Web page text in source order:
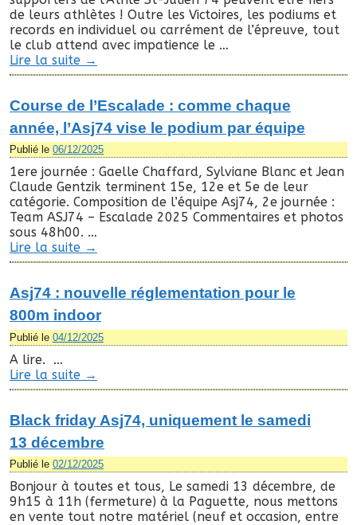
de leurs athlètes ! Outre les Victoires, les podiums et
records en individuel ou carrément de l’épreuve, tout
le club attend avec impatience le …
Lire la suite →
Course de l’Escalade : comme chaque
année, l’Asj74 vise le podium par équipe
Publié le 06/12/2025
1ere journée : Gaelle Chaffard, Sylviane Blanc et Jean
Claude Gentzik terminent 15e, 12e et 5e de leur
catégorie. Composition de l’équipe Asj74, 2e journée :
Team ASJ74 – Escalade 2025 Commentaires et photos
sous 48h00. …
Lire la suite →
Asj74 : nouvelle réglementation pour le
800m indoor
Publié le 04/12/2025
A lire. …
Lire la suite →
Black friday Asj74, uniquement le samedi
13 décembre
Publié le 02/12/2025
Bonjour à toutes et tous, Le samedi 13 décembre, de
9h15 à 11h (fermeture) à la Paguette, nous mettons
en vente tout notre matériel (neuf et occasion, entre